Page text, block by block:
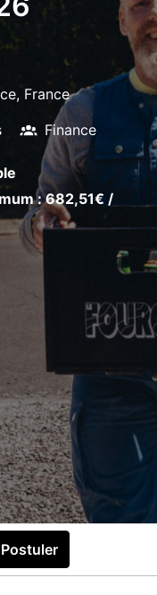
, France
Finance
: 682,51€ /
Postuler